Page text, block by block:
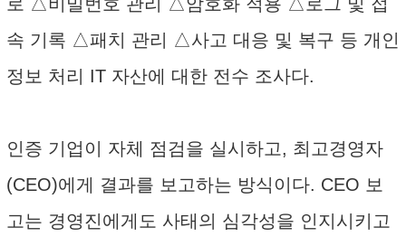
속 기록 △패치 관리 △사고 대응 및 복구 등 개인
정보 처리 IT 자산에 대한 전수 조사다.
인증 기업이 자체 점검을 실시하고, 최고경영자
(CEO)에게 결과를 보고하는 방식이다. CEO 보
고는 경영진에게도 사태의 심각성을 인지시키고